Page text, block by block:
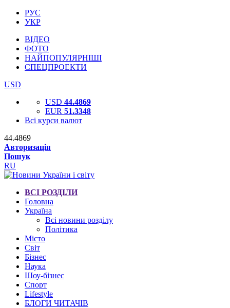
РУС
УКР
ВІДЕО
ФОТО
НАЙПОПУЛЯРНІШІ
СПЕЦПРОЕКТИ
USD
USD 44.4869
EUR 51.3348
Всі курси валют
44.4869
Авторизація
Пошук
RU
ВСІ РОЗДІЛИ
Головна
Україна
Всі новини розділу
Політика
Місто
Світ
Бізнес
Наука
Шоу-бізнес
Спорт
Lifestyle
БЛОГИ ЧИТАЧІВ